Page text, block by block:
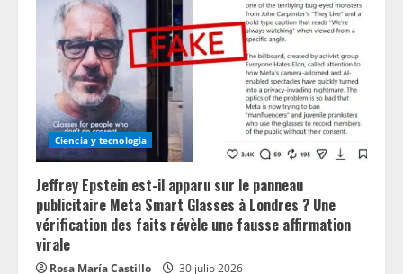
Ciencia y tecnologia
Jeffrey Epstein est-il apparu sur le panneau
publicitaire Meta Smart Glasses à Londres ? Une
vérification des faits révèle une fausse affirmation
virale
Rosa María Castillo 30 julio 2026